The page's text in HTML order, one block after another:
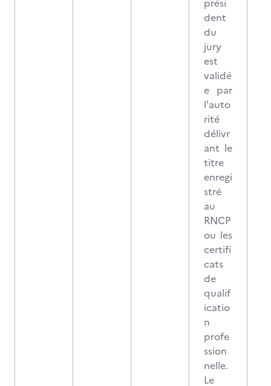
prési
dent
du
jury
est
validé
e par
l'auto
rité
délivr
ant le
titre
enregi
stré
au
RNCP
ou les
certifi
cats
de
qualif
icatio
n
profe
ssion
nelle.
Le